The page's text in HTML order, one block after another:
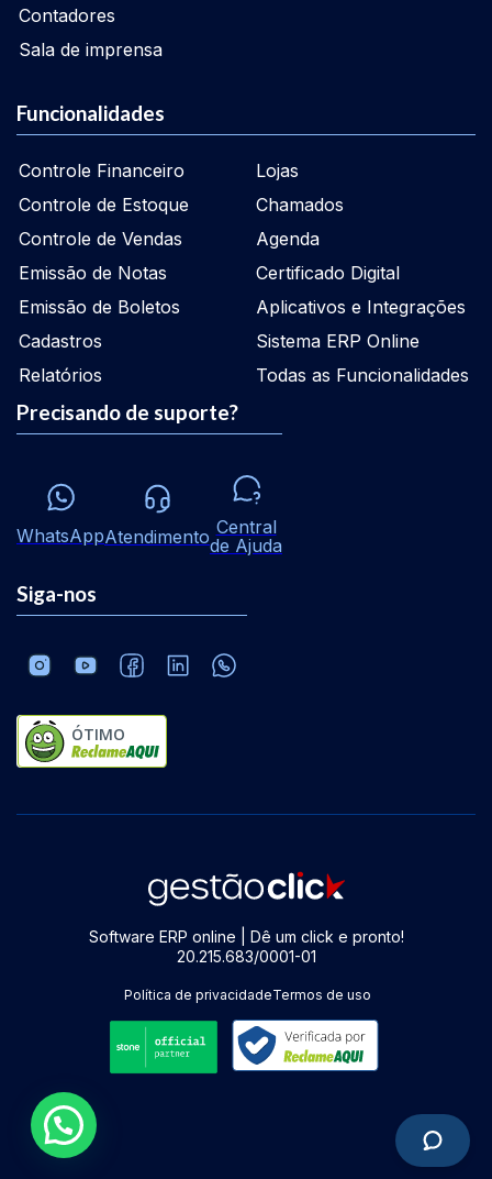
Contadores
Sala de imprensa
Funcionalidades
Controle Financeiro
Controle de Estoque
Controle de Vendas
Emissão de Notas
Emissão de Boletos
Cadastros
Relatórios
Lojas
Chamados
Agenda
Certificado Digital
Aplicativos e Integrações
Sistema ERP Online
Todas as Funcionalidades
Precisando de suporte?
WhatsAppAtendimento Central
de Ajuda
Siga-nos
ÓTIMO
Software ERP online | Dê um click e pronto!
20.215.683/0001-01
Política de privacidadeTermos de uso